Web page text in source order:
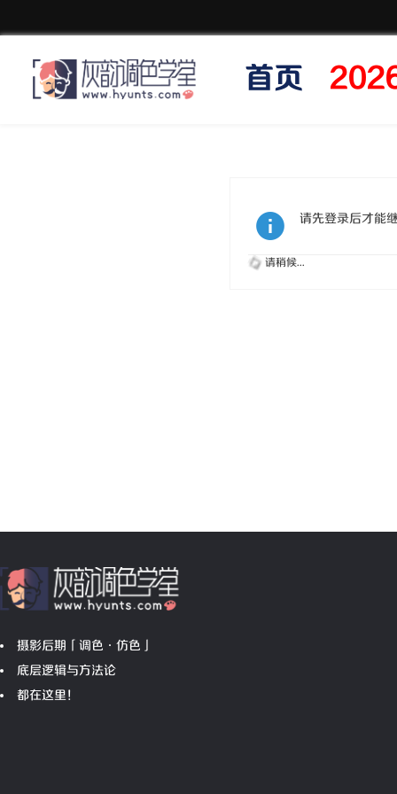
首页
请先登录后才能
请稍候...
摄影后期「调色•仿色」
底层逻辑与方法论
都在这里！